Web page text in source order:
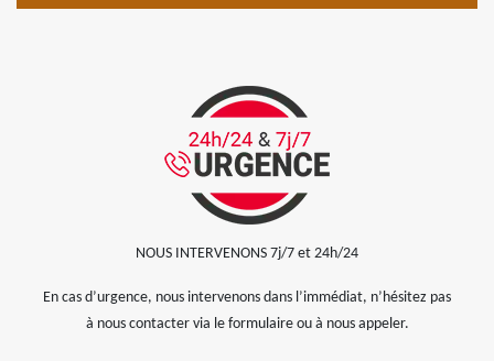
NOUS INTERVENONS 7j/7 et 24h/24
En cas d’urgence, nous intervenons dans l’immédiat, n’hésitez pas
à nous contacter via le formulaire ou à nous appeler.